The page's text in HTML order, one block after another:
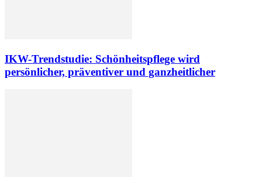
IKW-Trendstudie: Schönheitspflege wird
persönlicher, präventiver und ganzheitlicher